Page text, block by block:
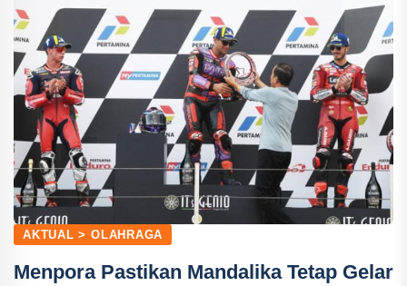
AKTUAL > OLAHRAGA
Menpora Pastikan Mandalika Tetap Gelar